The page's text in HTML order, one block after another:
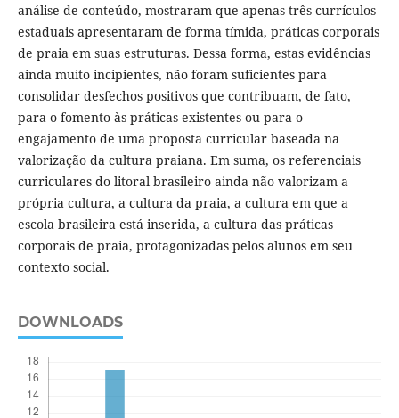
análise de conteúdo, mostraram que apenas três currículos
estaduais apresentaram de forma tímida, práticas corporais
de praia em suas estruturas. Dessa forma, estas evidências
ainda muito incipientes, não foram suficientes para
consolidar desfechos positivos que contribuam, de fato,
para o fomento às práticas existentes ou para o
engajamento de uma proposta curricular baseada na
valorização da cultura praiana. Em suma, os referenciais
curriculares do litoral brasileiro ainda não valorizam a
própria cultura, a cultura da praia, a cultura em que a
escola brasileira está inserida, a cultura das práticas
corporais de praia, protagonizadas pelos alunos em seu
contexto social.
DOWNLOADS